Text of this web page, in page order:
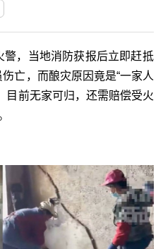
，当地消防获报后立即赶抵
亡，而酿灾原因竟是“一家人
目前无家可归，还需赔偿受火